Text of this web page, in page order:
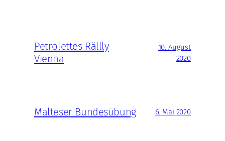
Petrolettes Rällly
Vienna
10. August
2020
Malteser Bundesübung 6. Mai 2020